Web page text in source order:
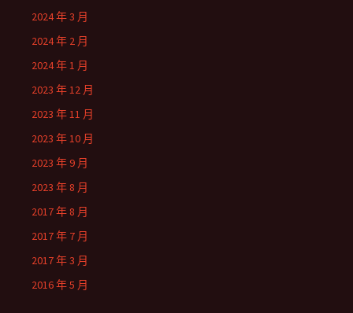
2024 年 3 月
2024 年 2 月
2024 年 1 月
2023 年 12 月
2023 年 11 月
2023 年 10 月
2023 年 9 月
2023 年 8 月
2017 年 8 月
2017 年 7 月
2017 年 3 月
2016 年 5 月